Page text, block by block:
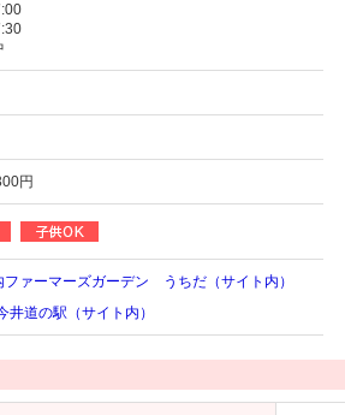
円
ファーマーズガーデン うちだ（サイト内）
井道の駅（サイト内）